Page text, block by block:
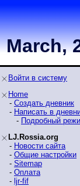
March,
Войти в систему
Home
- Создать дневник
- Написать в
- Подробный
LJ.Rossia.org
- Новости сайта
- Общие настройки
- Sitemap
- Оплата
- ljr-fif